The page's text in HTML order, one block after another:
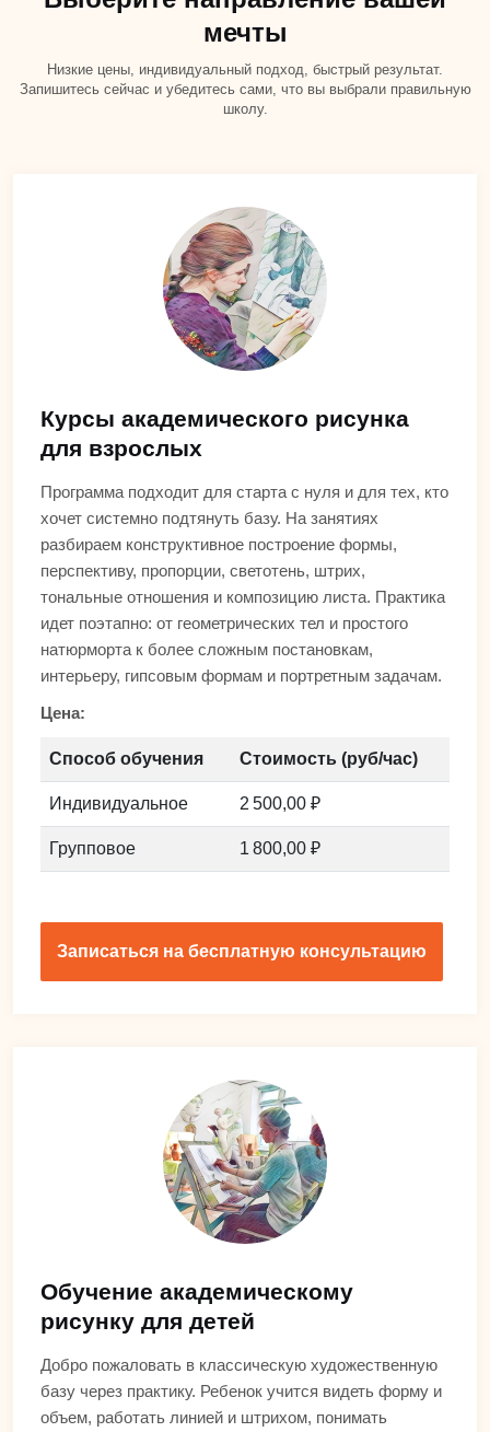
мечты
Низкие цены, индивидуальный подход, быстрый результат.
Запишитесь сейчас и убедитесь сами, что вы выбрали правильную
школу.
Курсы академического рисунка
для взрослых
Программа подходит для старта с нуля и для тех, кто
хочет системно подтянуть базу. На занятиях
разбираем конструктивное построение формы,
перспективу, пропорции, светотень, штрих,
тональные отношения и композицию листа. Практика
идет поэтапно: от геометрических тел и простого
натюрморта к более сложным постановкам,
интерьеру, гипсовым формам и портретным задачам.
Цена:
Способ обучения Стоимость (руб/час)
Индивидуальное 2 500,00 ₽
Групповое 1 800,00 ₽
Записаться на бесплатную консультацию
Обучение академическому
рисунку для детей
Добро пожаловать в классическую художественную
базу через практику. Ребенок учится видеть форму и
объем, работать линией и штрихом, понимать